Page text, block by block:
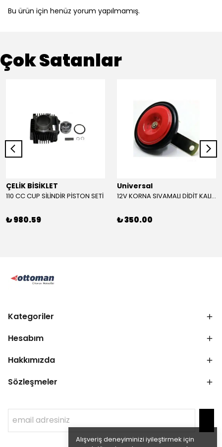
Alışveriş deneyiminizi iyileştirmek için
Bu ürün için henüz yorum yapılmamış.
Çok Satanlar
ÇELİK BİSİKLET
110 CC CUP SİLİNDİR PİSTON SETİ
₺ 980.59
Universal
12V KORNA SIVAMALI DİDİT KALIN SESLİ (KIRMIZI)
₺ 350.00
Kategoriler
Hesabım
Hakkımızda
Sözleşmeler